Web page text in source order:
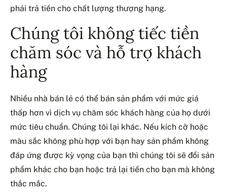
phải trả tiền cho chất lượng thượng hạng.
Chúng tôi không tiếc tiền
chăm sóc và hỗ trợ khách
hàng
Nhiều nhà bán lẻ có thể bán sản phẩm với mức giá
thấp hơn vì dịch vụ chăm sóc khách hàng của họ dưới
mức tiêu chuẩn. Chúng tôi lại khác. Nếu kích cỡ hoặc
màu sắc không phù hợp với bạn hay sản phẩm không
đáp ứng được kỳ vọng của bạn thì chúng tôi sẽ đổi sản
phẩm khác cho bạn hoặc trả lại tiền cho bạn mà không
thắc mắc.